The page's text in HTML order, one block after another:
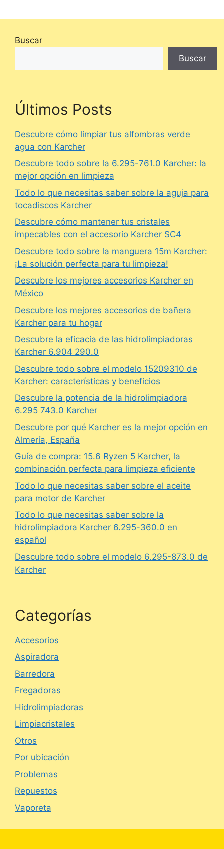
Buscar
Buscar
Últimos Posts
Descubre cómo limpiar tus alfombras verde
agua con Karcher
Descubre todo sobre la 6.295-761.0 Karcher: la
mejor opción en limpieza
Todo lo que necesitas saber sobre la aguja para
tocadiscos Karcher
Descubre cómo mantener tus cristales
impecables con el accesorio Karcher SC4
Descubre todo sobre la manguera 15m Karcher:
¡La solución perfecta para tu limpieza!
Descubre los mejores accesorios Karcher en
México
Descubre los mejores accesorios de bañera
Karcher para tu hogar
Descubre la eficacia de las hidrolimpiadoras
Karcher 6.904 290.0
Descubre todo sobre el modelo 15209310 de
Karcher: características y beneficios
Descubre la potencia de la hidrolimpiadora
6.295 743.0 Karcher
Descubre por qué Karcher es la mejor opción en
Almería, España
Guía de compra: 15.6 Ryzen 5 Karcher, la
combinación perfecta para limpieza eficiente
Todo lo que necesitas saber sobre el aceite
para motor de Karcher
Todo lo que necesitas saber sobre la
hidrolimpiadora Karcher 6.295-360.0 en
español
Descubre todo sobre el modelo 6.295-873.0 de
Karcher
Categorías
Accesorios
Aspiradora
Barredora
Fregadoras
Hidrolimpiadoras
Limpiacristales
Otros
Por ubicación
Problemas
Repuestos
Vaporeta